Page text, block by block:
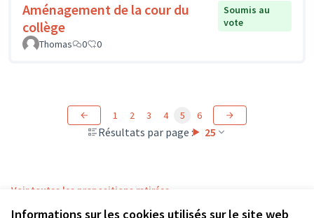
Informations sur les cookies utilisés sur le site web
Aménagement de la cour du
collège
Soumis au
vote
Thomas
0 0
Résultats par page : 25
1 2 3 4 5 6
Voir toutes les propositions retirées